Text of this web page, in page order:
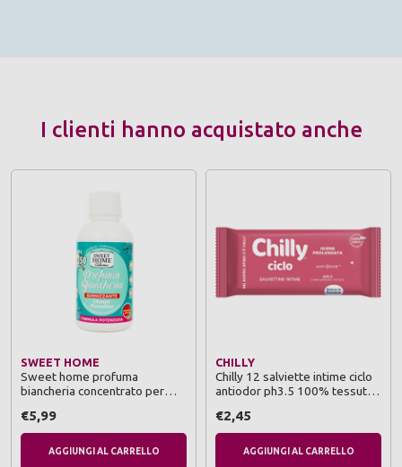
I clienti hanno acquistato anche
SWEET HOME
Sweet home profuma
biancheria concentrato per
lavaggi 250 ml igienizzante
€5,99
AGGIUNGI AL CARRELLO
CHILLY
Chilly 12 salviette intime ciclo
antiodor ph3.5 100% tessuto
€2,45
AGGIUNGI AL CARRELLO